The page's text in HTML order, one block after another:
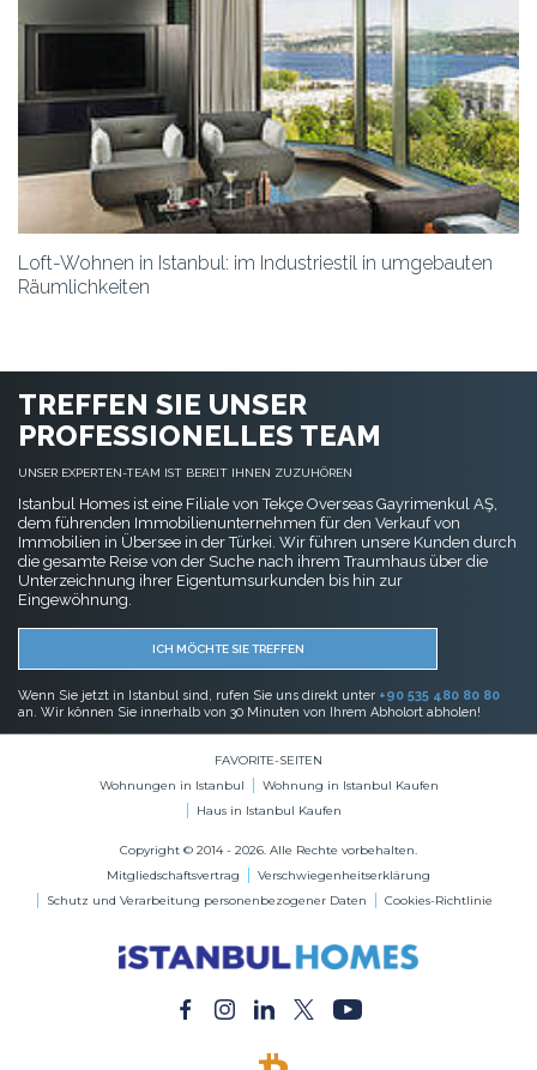
Loft-Wohnen in Istanbul: im Industriestil in umgebauten
Räumlichkeiten
TREFFEN SIE UNSER
PROFESSIONELLES TEAM
UNSER EXPERTEN-TEAM IST BEREIT IHNEN ZUZUHÖREN
Istanbul Homes ist eine Filiale von Tekçe Overseas Gayrimenkul AŞ,
dem führenden Immobilienunternehmen für den Verkauf von
Immobilien in Übersee in der Türkei. Wir führen unsere Kunden durch
die gesamte Reise von der Suche nach ihrem Traumhaus über die
Unterzeichnung ihrer Eigentumsurkunden bis hin zur
Eingewöhnung.
ICH MÖCHTE SIE TREFFEN
Wenn Sie jetzt in Istanbul sind, rufen Sie uns direkt unter +90 535 480 80 80
an. Wir können Sie innerhalb von 30 Minuten von Ihrem Abholort abholen!
FAVORITE-SEITEN
Wohnungen in Istanbul
Wohnung in Istanbul Kaufen
Haus in Istanbul Kaufen
Copyright © 2014 - 2026. Alle Rechte vorbehalten.
Mitgliedschaftsvertrag
Verschwiegenheitserklärung
Schutz und Verarbeitung personenbezogener Daten
Cookies-Richtlinie